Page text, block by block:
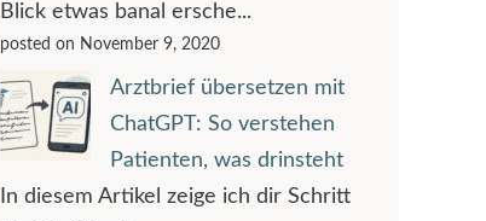
Blick etwas banal ersche...
posted on November 9, 2020
Arztbrief übersetzen mit
ChatGPT: So verstehen
Patienten, was drinsteht
In diesem Artikel zeige ich dir Schritt